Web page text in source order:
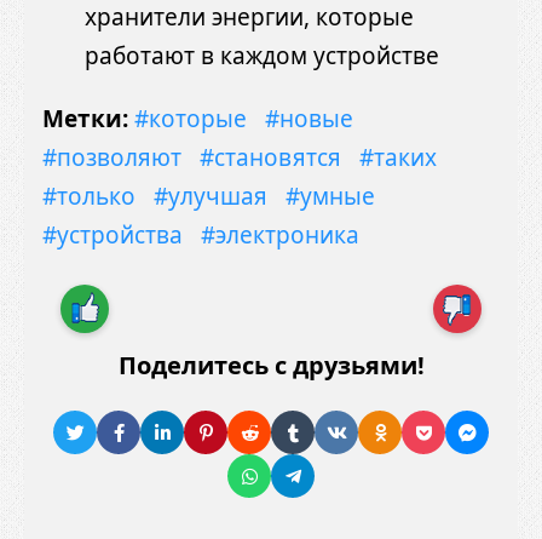
хранители энергии, которые
работают в каждом устройстве
Метки:#которые
#новые
#позволяют #становятся
#таких
#только
#улучшая
#умные
#устройства
#электроника
Поделитесь с друзьями!